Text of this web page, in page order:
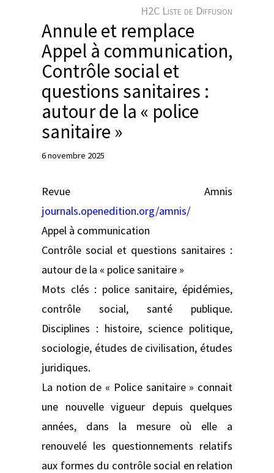
H2C Liste de Diffusion
Annule et remplace
Appel à communication,
Contrôle social et
questions sanitaires :
autour de la « police
sanitaire »
6 novembre 2025
Revue Amnis
journals.openedition.org/amnis/
Appel à communication
Contrôle social et questions sanitaires :
autour de la « police sanitaire »
Mots clés : police sanitaire, épidémies,
contrôle social, santé publique.
Disciplines : histoire, science politique,
sociologie, études de civilisation, études
juridiques.
La notion de « Police sanitaire » connait
une nouvelle vigueur depuis quelques
années, dans la mesure où elle a
renouvelé les questionnements relatifs
aux formes du contrôle social en relation